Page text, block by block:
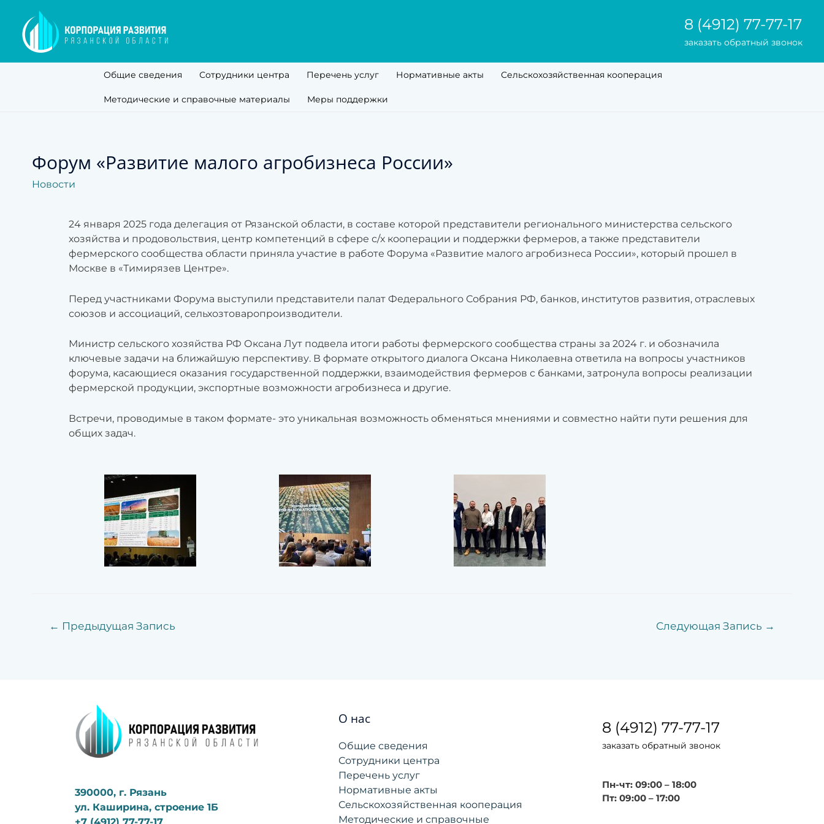
8 (4912) 77-77-17
заказать обратный звонок
Общие сведения Сотрудники центра Перечень услуг Нормативные акты Сельскохозяйственная кооперация
Методические и справочные материалы Меры поддержки
Форум «Развитие малого агробизнеса России»
Новости
24 января 2025 года делегация от Рязанской области, в составе которой представители регионального министерства сельского
хозяйства и продовольствия, центр компетенций в сфере с/х кооперации и поддержки фермеров, а также представители
фермерского сообщества области приняла участие в работе Форума «Развитие малого агробизнеса России», который прошел в
Москве в «Тимирязев Центре».
Перед участниками Форума выступили представители палат Федерального Собрания РФ, банков, институтов развития, отраслевых
союзов и ассоциаций, сельхозтоваропроизводители.
Министр сельского хозяйства РФ Оксана Лут подвела итоги работы фермерского сообщества страны за 2024 г. и обозначила
ключевые задачи на ближайшую перспективу. В формате открытого диалога Оксана Николаевна ответила на вопросы участников
форума, касающиеся оказания государственной поддержки, взаимодействия фермеров с банками, затронула вопросы реализации
фермерской продукции, экспортные возможности агробизнеса и другие.
Встречи, проводимые в таком формате- это уникальная возможность обменяться мнениями и совместно найти пути решения для
общих задач.
← Предыдущая Запись Следующая Запись →
390000, г. Рязань
ул. Каширина, строение 1Б
О нас
Общие сведения
Сотрудники центра
Перечень услуг
Нормативные акты
Сельскохозяйственная кооперация
Методические и справочные
8 (4912) 77-77-17
заказать обратный звонок
Пн-чт: 09:00 – 18:00
Пт: 09:00 – 17:00